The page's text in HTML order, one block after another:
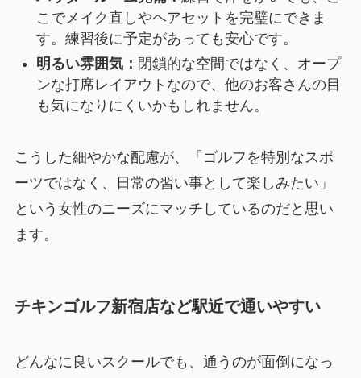
こでメイク直しやヘアセットを完璧にできま
す。練習後に予定があっても安心です。
明るい雰囲気： 閉鎖的な空間ではなく、オープ
ンな打席レイアウトなので、他のお客さんの目
も気になりにくいかもしれません。
こうした細やかな配慮が、「ゴルフを特別なスポ
ーツではなく、日常の習い事として楽しみたい」
という女性のニーズにマッチしているのだと思い
ます。
チキンゴルフ新宿店など駅近で通いやすい
どんなに良いスクールでも、通うのが面倒になっ